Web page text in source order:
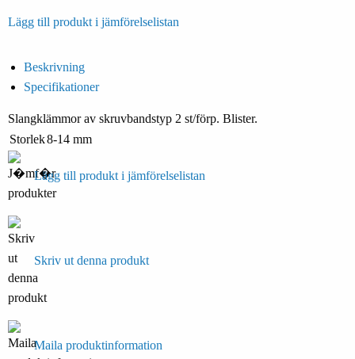
Lägg till produkt i jämförelselistan
Beskrivning
Specifikationer
Slangklämmor av skruvbandstyp 2 st/förp. Blister.
Storlek8-14 mm
Lägg till produkt i jämförelselistan
Skriv ut denna produkt
Maila produktinformation